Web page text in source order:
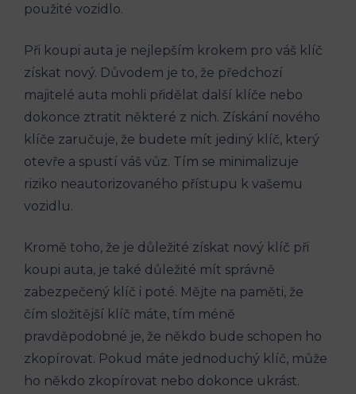
použité‌ vozidlo.
Při koupi auta je nejlepším ⁤krokem pro⁢ váš klíč
získat ‍nový. ⁣Důvodem ⁣je⁢ to, že předchozí
majitelé auta mohli přidělat další klíče nebo‌
dokonce⁢ ztratit⁣ některé z nich.⁢ Získání nového
klíče‌ zaručuje, že budete mít jediný klíč, který
otevře a spustí váš vůz.‌ Tím ⁤se minimalizuje
riziko neautorizovaného přístupu k ⁣vašemu
vozidlu.
Kromě ⁢toho, že ‍je důležité získat nový klíč při
koupi auta, je také ‌důležité mít správně
‍zabezpečený ​klíč i poté. Mějte na paměti, že
čím ​složitější ⁣klíč máte, ⁢tím méně
pravděpodobné je, že někdo bude schopen ho
zkopírovat. Pokud máte jednoduchý klíč, ⁣může
ho někdo zkopírovat nebo dokonce⁣ ukrást.